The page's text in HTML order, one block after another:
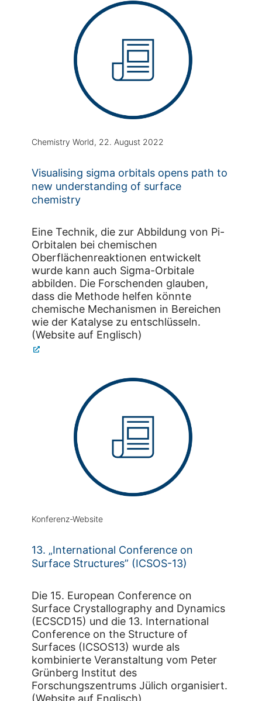
Chemistry World, 22. August 2022
Visualising sigma orbitals opens path to
new understanding of surface
chemistry
Eine Technik, die zur Abbildung von Pi-
Orbitalen bei chemischen
Oberflächenreaktionen entwickelt
wurde kann auch Sigma-Orbitale
abbilden. Die Forschenden glauben,
dass die Methode helfen könnte
chemische Mechanismen in Bereichen
wie der Katalyse zu entschlüsseln.
(Website auf Englisch)
Konferenz-Website
13. „International Conference on
Surface Structures” (ICSOS-13)
Die 15. European Conference on
Surface Crystallography and Dynamics
(ECSCD15) und die 13. International
Conference on the Structure of
Surfaces (ICSOS13) wurde als
kombinierte Veranstaltung vom Peter
Grünberg Institut des
Forschungszentrums Jülich organisiert.
(Website auf Englisch)